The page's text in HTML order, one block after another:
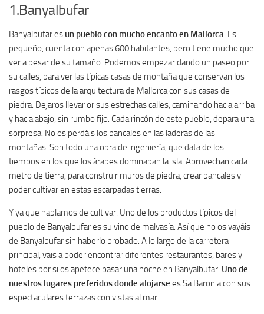
1.Banyalbufar
Banyalbufar es un pueblo con mucho encanto en Mallorca . Es
pequeño, cuenta con apenas 600 habitantes, pero tiene mucho que
ver a pesar de su tamaño. Podemos empezar dando un paseo por
su calles, para ver las típicas casas de montaña que conservan los
rasgos típicos de la arquitectura de Mallorca con sus casas de
piedra. Dejaros llevar or sus estrechas calles, caminando hacia arriba
y hacia abajo, sin rumbo fijo. Cada rincón de este pueblo, depara una
sorpresa. No os perdáis los bancales en las laderas de las
montañas. Son todo una obra de ingeniería, que data de los
tiempos en los que los árabes dominaban la isla. Aprovechan cada
metro de tierra, para construir muros de piedra, crear bancales y
poder cultivar en estas escarpadas tierras.
Y ya que hablamos de cultivar. Uno de los productos típicos del
pueblo de Banyalbufar es su vino de malvasía. Así que no os vayáis
de Banyalbufar sin haberlo probado. A lo largo de la carretera
principal, vais a poder encontrar diferentes restaurantes, bares y
hoteles por si os apetece pasar una noche en Banyalbufar. Uno de
nuestros lugares preferidos donde alojarse es Sa Baronia con sus
espectaculares terrazas con vistas al mar.